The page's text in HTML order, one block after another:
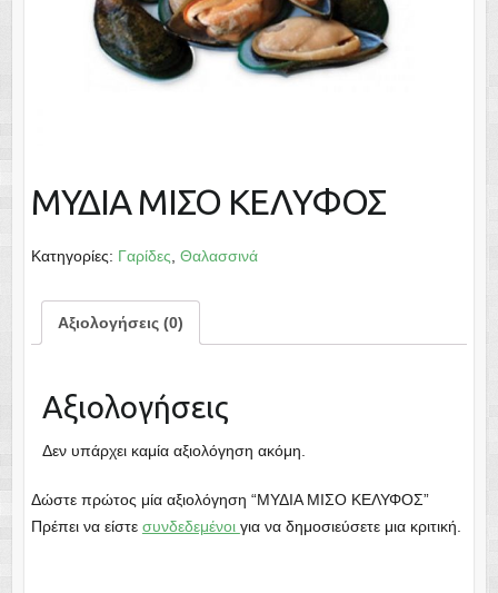
ΜΥΔΙΑ ΜΙΣΟ ΚΕΛΥΦΟΣ
Κατηγορίες: Γαρίδες Θαλασσινά
Αξιολογήσεις (0)
Αξιολογήσεις
Δεν υπάρχει καμία αξιολόγηση ακόμη.
Δώστε πρώτος μία αξιολόγηση “ΜΥΔΙΑ ΜΙΣΟ ΚΕΛΥΦΟΣ”
Πρέπει να είστε συνδεδεμένοι για να δημοσιεύσετε μια κριτική.